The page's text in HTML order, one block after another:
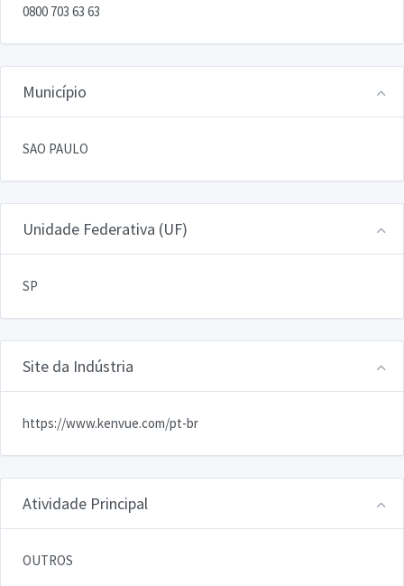
0800 703 63 63
Município
SAO PAULO
Unidade Federativa (UF)
SP
Site da Indústria
https://www.kenvue.com/pt-br
Atividade Principal
OUTROS